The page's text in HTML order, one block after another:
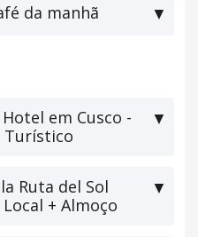
da manhã ▼
em Cusco -
Turístico
▼
Ruta del Sol
+ Almoço
▼